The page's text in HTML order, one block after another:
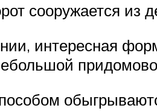
сооружается из
интересная